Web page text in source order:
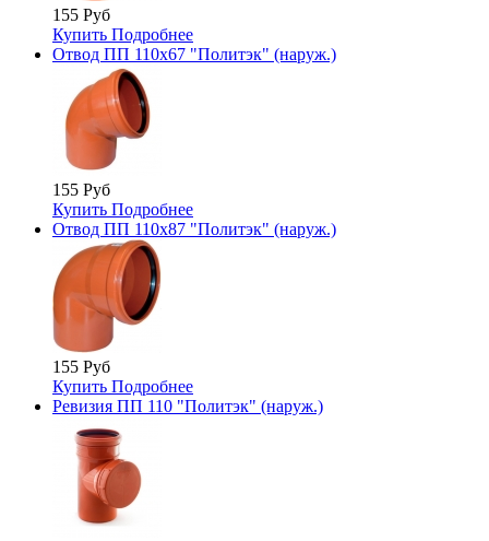
155 Руб
Купить Подробнее
Отвод ПП 110х67 "Политэк" (наруж.)
155 Руб
Купить Подробнее
Отвод ПП 110х87 "Политэк" (наруж.)
155 Руб
Купить Подробнее
Ревизия ПП 110 "Политэк" (наруж.)